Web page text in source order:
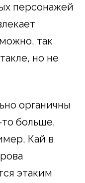
персонажей
так
но не
органичны
больше,
Кай в
этаким